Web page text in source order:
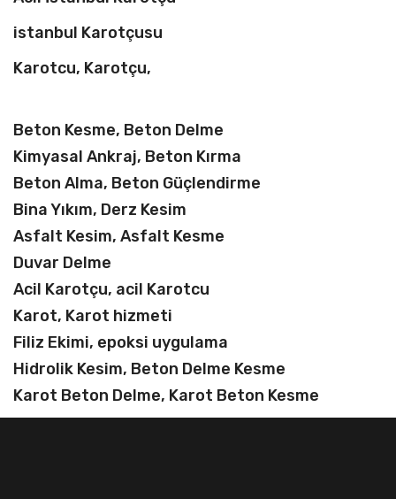
istanbul Karotçusu
Karotcu, Karotçu,
Beton Kesme, Beton Delme
Kimyasal Ankraj, Beton Kırma
Beton Alma, Beton Güçlendirme
Bina Yıkım, Derz Kesim
Asfalt Kesim, Asfalt Kesme
Duvar Delme
Acil Karotçu, acil Karotcu
Karot, Karot hizmeti
Filiz Ekimi, epoksi uygulama
Hidrolik Kesim, Beton Delme Kesme
Karot Beton Delme, Karot Beton Kesme